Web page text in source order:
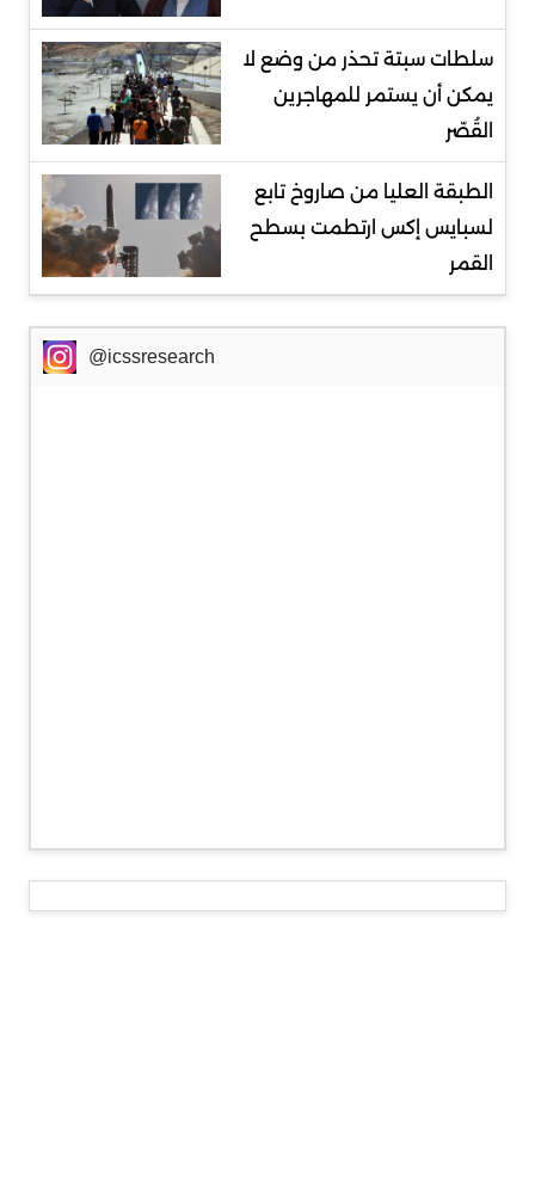
سلطات سبتة تحذر من وضع لا
يمكن أن يستمر للمهاجرين
القُصّر
الطبقة العليا من صاروخ تابع
لسبايس إكس ارتطمت بسطح
القمر
@icssresearch